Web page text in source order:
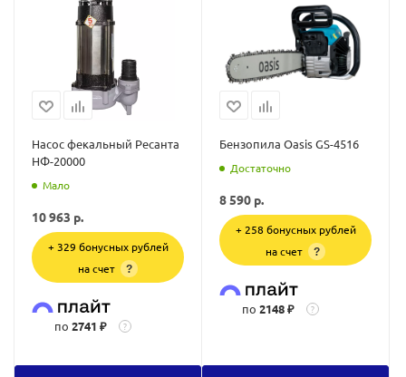
Насос фекальный Ресанта
НФ-20000
Мало
10 963 р.
+ 329 бонусных рублей
на счет
?
по 2741 ₽ ?
Бензопила Oasis GS-4516
Достаточно
8 590 р.
+ 258 бонусных рублей
на счет
?
по 2148 ₽ ?